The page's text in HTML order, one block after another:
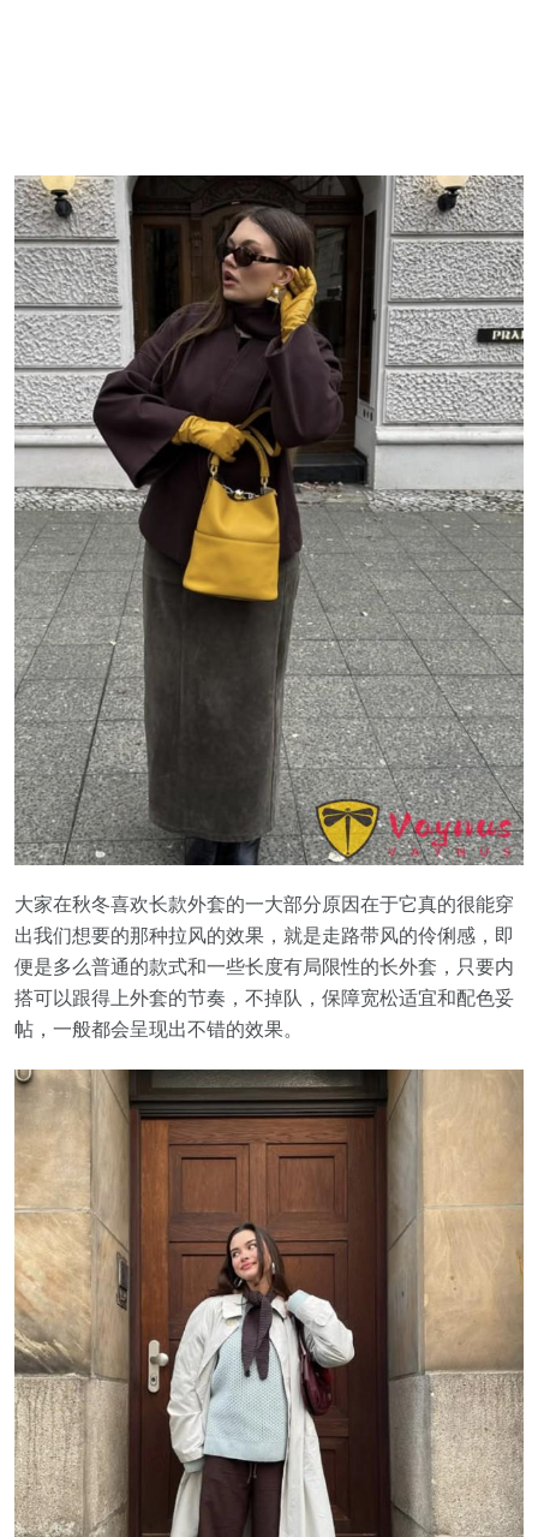
大家在秋冬喜欢长款外套的一大部分原因在于它真的很能穿
出我们想要的那种拉风的效果，就是走路带风的伶俐感，即
便是多么普通的款式和一些长度有局限性的长外套，只要内
搭可以跟得上外套的节奏，不掉队，保障宽松适宜和配色妥
帖，一般都会呈现出不错的效果。